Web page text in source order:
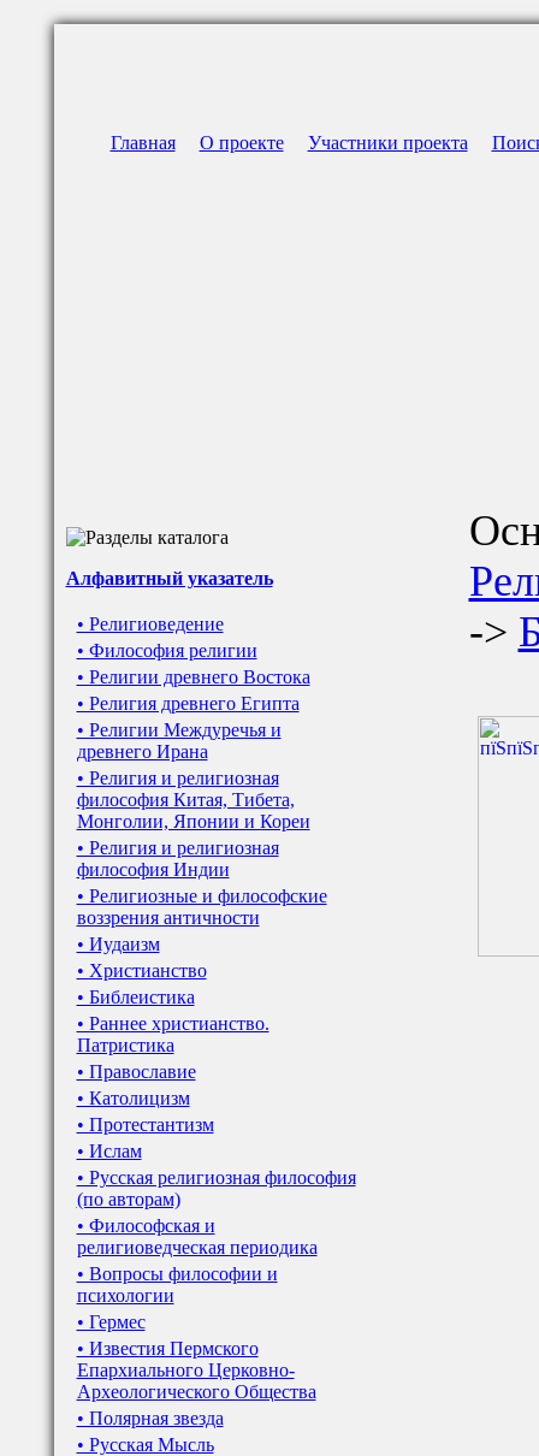
Главная О проекте Участники проекта
Алфавитный указатель
• Религиоведение
• Философия религии
• Религии древнего Востока
• Религия древнего Египта
• Религии Междуречья и
древнего Ирана
• Религия и религиозная
философия Китая, Тибета,
Монголии, Японии и Кореи
• Религия и религиозная
философия Индии
• Религиозные и философские
воззрения античности
• Иудаизм
• Христианство
• Библеистика
• Раннее христианство.
Патристика
• Православие
• Католицизм
• Протестантизм
• Ислам
• Русская религиозная философия
(по авторам)
• Философская и
религиоведческая периодика
• Вопросы философии и
психологии
• Гермес
• Известия Пермского
Епархиального Церковно-
Археологического Общества
• Полярная звезда
• Русская Мысль
->